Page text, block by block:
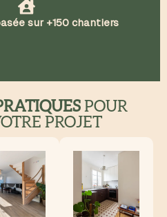
sur +150 chantiers
POUR
PROJET